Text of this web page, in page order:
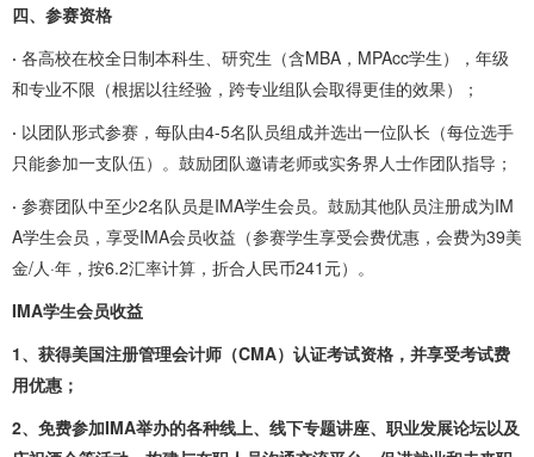
四、参赛资格
· 各高校在校全日制本科生、研究生（含MBA，MPAcc学生），年级
和专业不限（根据以往经验，跨专业组队会取得更佳的效果）；
· 以团队形式参赛，每队由4-5名队员组成并选出一位队长（每位选手
只能参加一支队伍）。鼓励团队邀请老师或实务界人士作团队指导；
· 参赛团队中至少2名队员是IMA学生会员。鼓励其他队员注册成为IM
A学生会员，享受IMA会员收益（参赛学生享受会费优惠，会费为39美
金/人·年，按6.2汇率计算，折合人民币241元）。
IMA学生会员收益
1、获得美国注册管理会计师（CMA）认证考试资格，并享受考试费
用优惠；
2、免费参加IMA举办的各种线上、线下专题讲座、职业发展论坛以及